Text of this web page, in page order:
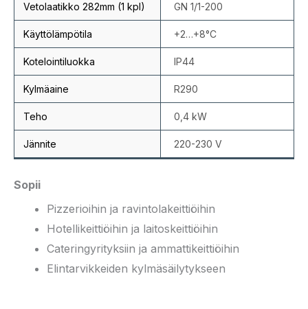
Vetolaatikko 282mm (1 kpl) GN 1/1-200
Käyttölämpötila +2…+8°C
Kotelointiluokka IP44
Kylmäaine R290
Teho 0,4 kW
Jännite 220-230 V
Sopii
Pizzerioihin ja ravintolakeittiöihin
Hotellikeittiöihin ja laitoskeittiöihin
Cateringyrityksiin ja ammattikeittiöihin
Elintarvikkeiden kylmäsäilytykseen